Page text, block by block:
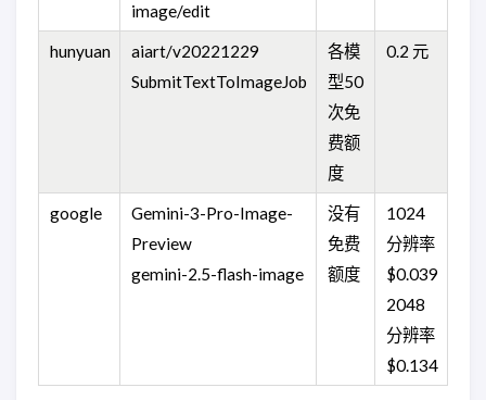
image/edit
hunyuan
aiart/v20221229
SubmitTextToImageJob
各模
型50
次免
费额
度​
0.2 元​
google
Gemini-3-Pro-Image-
Preview
gemini-2.5-flash-image
没有
免费
额度
1024
分辨率
$0.039
2048
分辨率
$0.134